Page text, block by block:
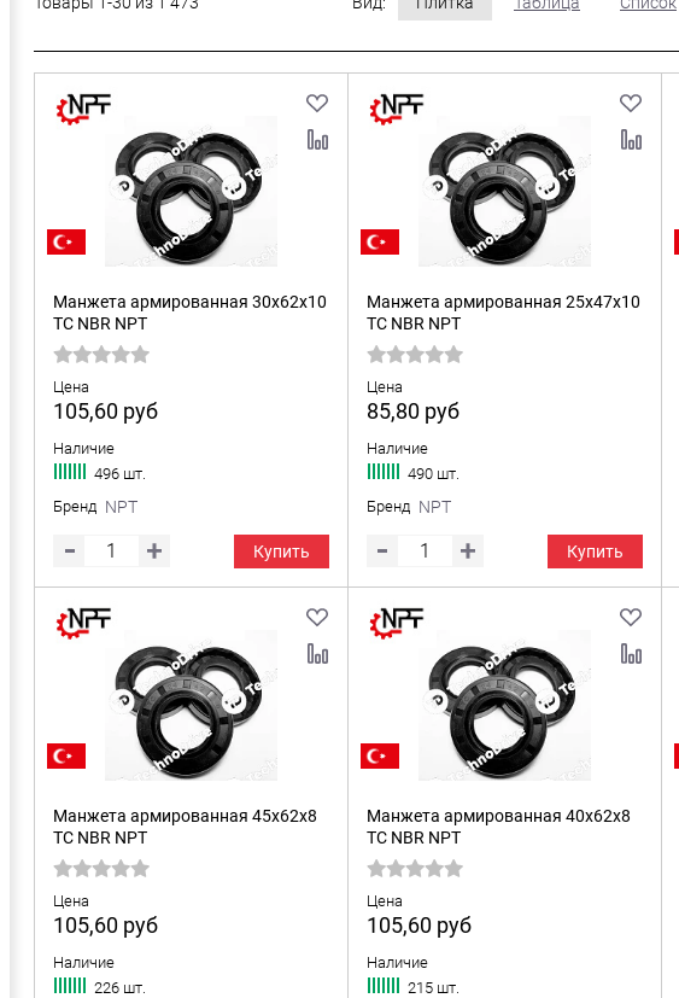
Манжета армированная 30x62x10
TC NBR NPT
Цена
105,60 руб
Наличие
496 шт.
Бренд NPT
Купить
Манжета армированная 25x47x10
TC NBR NPT
Цена
85,80 руб
Наличие
490 шт.
Бренд NPT
Купить
Манжета армированная 45x62x8
TC NBR NPT
Цена
105,60 руб
Наличие
226 шт.
Манжета армированная 40x62x8
TC NBR NPT
Цена
105,60 руб
Наличие
215 шт.